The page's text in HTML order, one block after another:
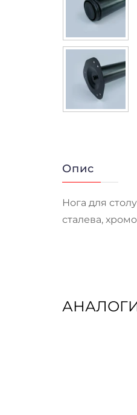
Опис
Нога для
сталева,